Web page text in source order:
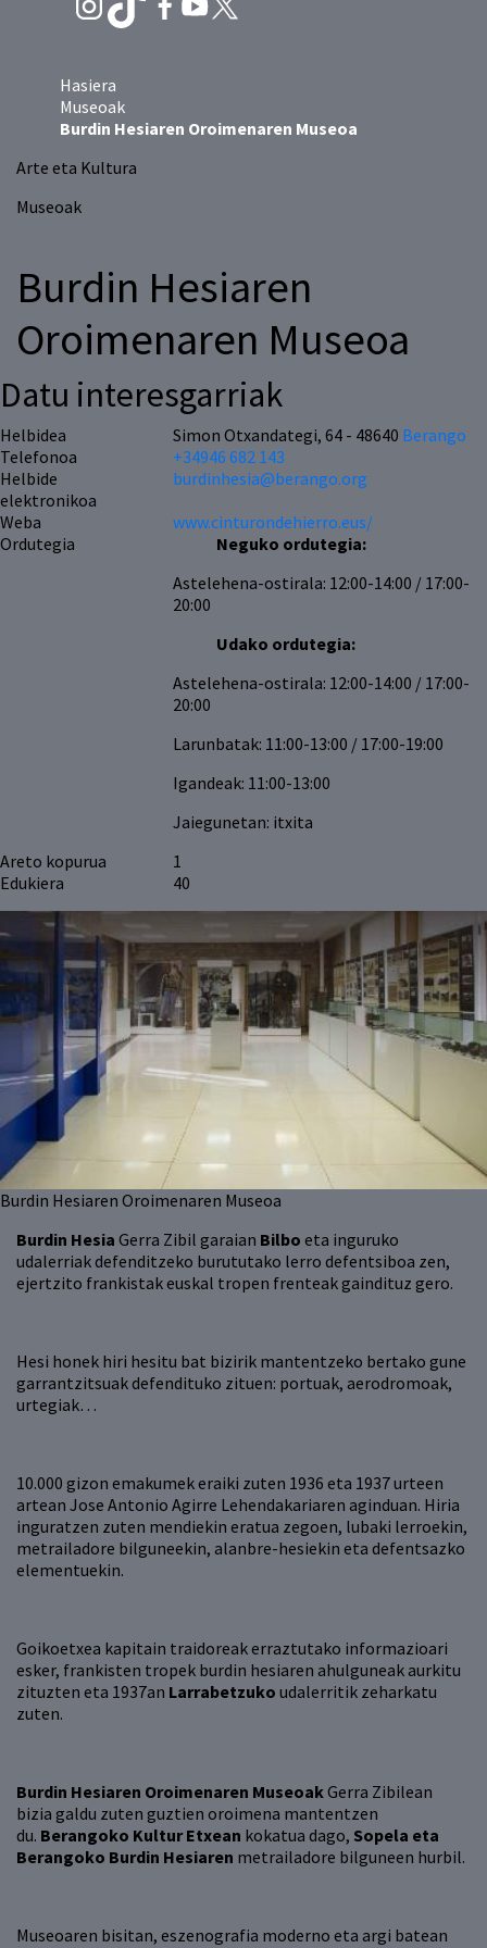
Hasiera
Museoak
Burdin Hesiaren Oroimenaren Museoa
Arte eta Kultura
Museoak
Burdin Hesiaren
Oroimenaren Museoa
Burdin Hesia Gerra Zibil garaian Bilbo eta inguruko
udalerriak defenditzeko burututako lerro defentsiboa zen,
ejertzito frankistak euskal tropen frenteak gaindituz gero.
Hesi honek hiri hesitu bat bizirik mantentzeko bertako gune
garrantzitsuak defendituko zituen: portuak, aerodromoak,
urtegiak…
10.000 gizon emakumek eraiki zuten 1936 eta 1937 urteen
artean Jose Antonio Agirre Lehendakariaren aginduan. Hiria
inguratzen zuten mendiekin eratua zegoen, lubaki lerroekin,
metrailadore bilguneekin, alanbre-hesiekin eta defentsazko
elementuekin.
Goikoetxea kapitain traidoreak erraztutako informazioari
esker, frankisten tropek burdin hesiaren ahulguneak aurkitu
zituzten eta 1937an Larrabetzuko udalerritik zeharkatu
zuten.
Burdin Hesiaren Oroimenaren MuseoakGerra Zibilean
bizia galdu zuten guztien oroimena mantentzen
du. Berangoko Kultur Etxean kokatua dago, Sopela eta
Berangoko Burdin Hesiaren metrailadore bilguneen hurbil.
Museoaren bisitan, eszenografia moderno eta argi batean
Datu interesgarriak
Helbidea Simon Otxandategi, 64 - 48640 Berango
Telefonoa
+34946 682 143
Helbide
elektronikoa
burdinhesia@berango.org
Weba
www.cinturondehierro.eus/
Ordutegia
Neguko ordutegia:
Astelehena-ostirala: 12:00-14:00 / 17:00-
20:00
Udako ordutegia:
Astelehena-ostirala: 12:00-14:00 / 17:00-
20:00
Larunbatak: 11:00-13:00 / 17:00-19:00
Igandeak: 11:00-13:00
Jaiegunetan: itxita
Areto kopurua
1
Edukiera
40
Burdin Hesiaren Oroimenaren Museoa